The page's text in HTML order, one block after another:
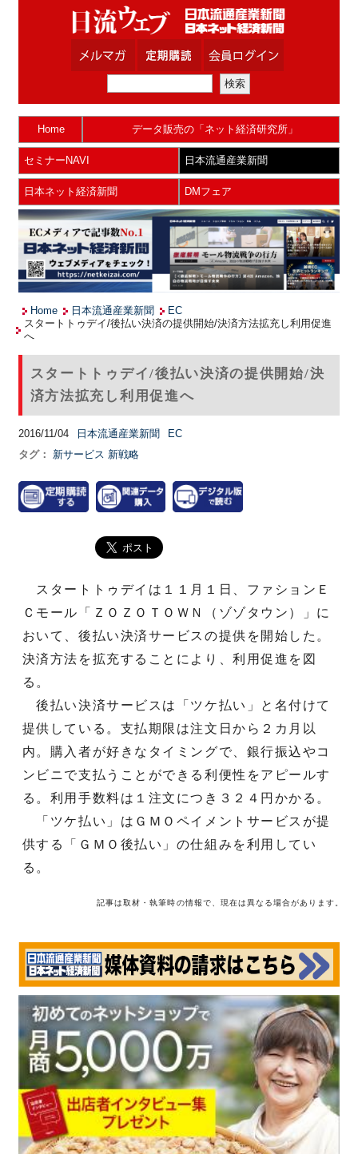
Home データ販売の「ネット経済研究所」
セミナーNAVI 日本流通産業新聞
日本ネット経済新聞 DMフェア
Home 日本流通産業新聞
EC
スタートトゥデイ/後払い決済の提供開始/決済方法拡充し利用促進
へ
スタートトゥデイ/後払い決済の提供開始/決
済方法拡充し利用促進へ
2016/11/04 日本流通産業新聞
EC
タグ：
新サービス 新戦略
スタートトゥデイは１１月１日、ファションＥ
Ｃモール「ＺＯＺＯＴＯＷＮ（ゾゾタウン）」に
おいて、後払い決済サービスの提供を開始した。
決済方法を拡充することにより、利用促進を図
る。
後払い決済サービスは「ツケ払い」と名付けて
提供している。支払期限は注文日から２カ月以
内。購入者が好きなタイミングで、銀行振込やコ
ンビニで支払うことができる利便性をアピールす
る。利用手数料は１注文につき３２４円かかる。
「ツケ払い」はＧＭＯペイメントサービスが提
供する「ＧＭＯ後払い」の仕組みを利用してい
る。
記事は取材・執筆時の情報で、現在は異なる場合があります。